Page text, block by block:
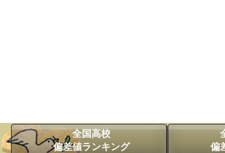
全国高校
偏差値ランキング
偏